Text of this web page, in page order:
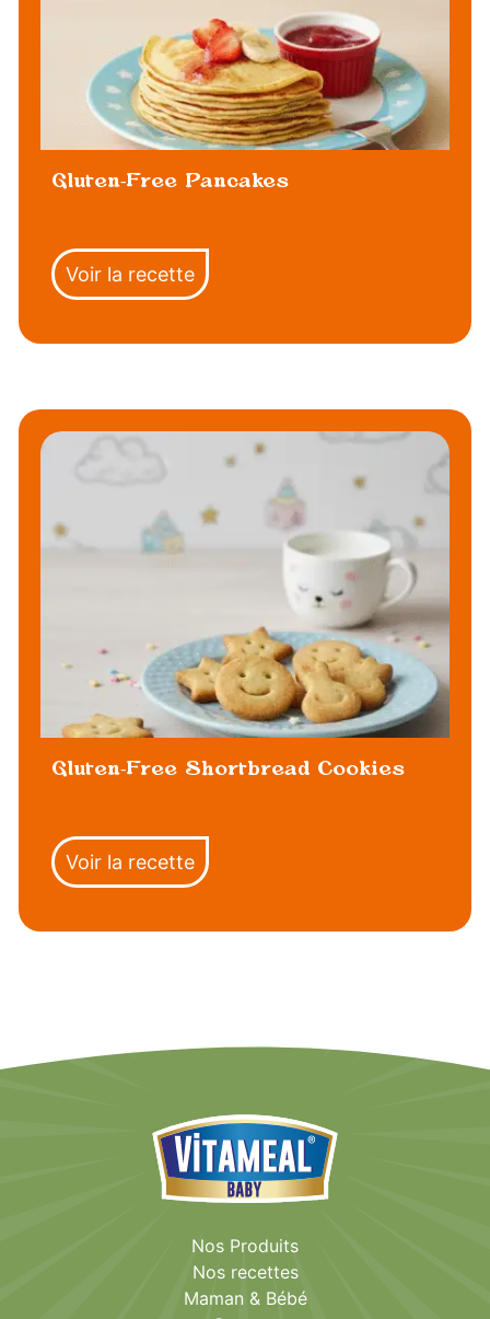
Gluten-Free Pancakes
Voir la recette
Gluten-Free Shortbread Cookies
Voir la recette
Nos Produits
Nos recettes
Maman & Bébé